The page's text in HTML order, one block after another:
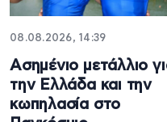
08.08.2026, 14:39
Ασημένιο μετάλλιο
την Ελλάδα και την
κωπηλασία στο